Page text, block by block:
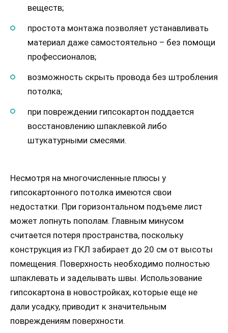
веществ;
простота монтажа позволяет устанавливать
материал даже самостоятельно – без помощи
профессионалов;
возможность скрыть провода без штробления
потолка;
при повреждении гипсокартон поддается
восстановлению шпаклевкой либо
штукатурными смесями.
Несмотря на многочисленные плюсы у
гипсокартонного потолка имеются свои
недостатки. При горизонтальном подъеме лист
может лопнуть пополам. Главным минусом
считается потеря пространства, поскольку
конструкция из ГКЛ забирает до 20 см от высоты
помещения. Поверхность необходимо полностью
шпаклевать и заделывать швы. Использование
гипсокартона в новостройках, которые еще не
дали усадку, приводит к значительным
повреждениям поверхности.